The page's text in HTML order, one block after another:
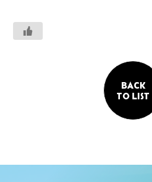
BACK
TO LIST